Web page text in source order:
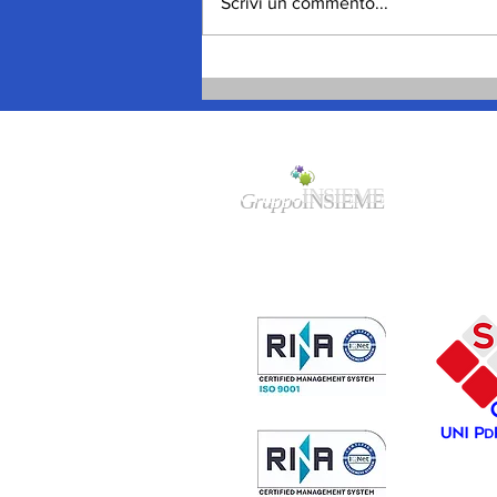
“terrone” a Torino, negli
Anni Sessanta, alle frontiere
GruppoINSIEME